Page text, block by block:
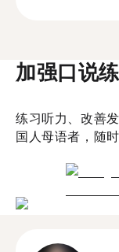
加强口说
练习听力、改善
国人母语者，随